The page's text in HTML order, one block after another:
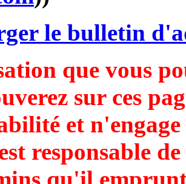
le bulletin
que vous
sur ces
et
responsable